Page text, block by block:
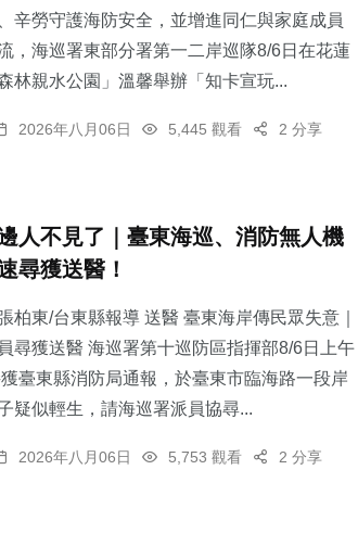
辛勞守護海防安全，並增進同仁與家庭成員
，海巡署東部分署第一二岸巡隊8/6日在花蓮
林親水公園」溫馨舉辦「知卡宣玩...
2026年八月06日 5,445 觀看 2 分享
人不見了｜臺東海巡、消防無人機
尋獲送醫！
柏東/台東縣報導 送醫 臺東海岸傳民眾失意｜
尋獲送醫 海巡署第十巡防區指揮部8/6日上午
臺東縣消防局通報，於臺東市臨海路一段岸
疑似輕生，請海巡署派員協尋...
2026年八月06日 5,753 觀看 2 分享